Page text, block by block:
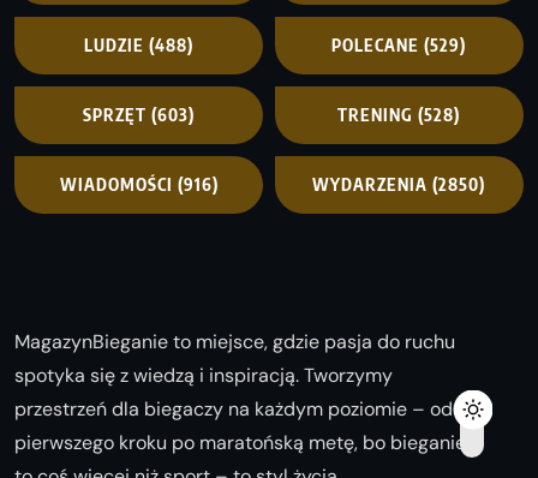
LUDZIE (488) POLECANE (529)
SPRZĘT (603) TRENING (528)
WIADOMOŚCI (916) WYDARZENIA (2850)
MagazynBieganie to miejsce, gdzie pasja do ruchu
spotyka się z wiedzą i inspiracją. Tworzymy
przestrzeń dla biegaczy na każdym poziomie – od
pierwszego kroku po maratońską metę, bo bieganie